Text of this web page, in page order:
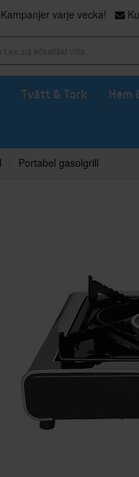
varje vecka!
Tvätt & Tork Hem
Portabel gasolgrill